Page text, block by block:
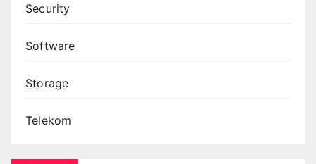
Security
Software
Storage
Telekom